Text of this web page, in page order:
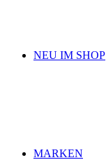
NEU IM SHOP
MARKEN